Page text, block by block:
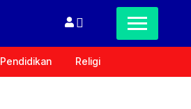
Pendidikan Religi